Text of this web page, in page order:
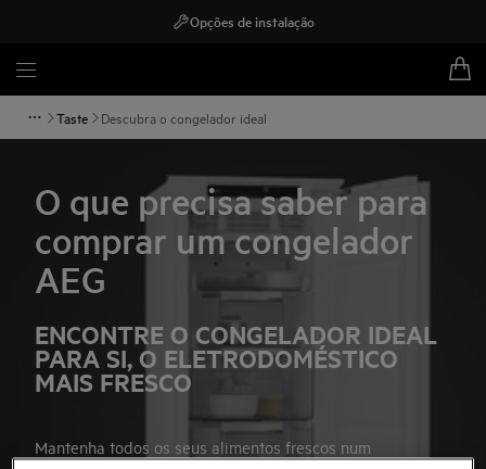
Opções de instalação
Taste Descubra o congelador ideal
O que precisa saber para
comprar um congelador
AEG
ENCONTRE O CONGELADOR IDEAL
PARA SI, O ELETRODOMÉSTICO
MAIS FRESCO
Mantenha todos os seus alimentos frescos num